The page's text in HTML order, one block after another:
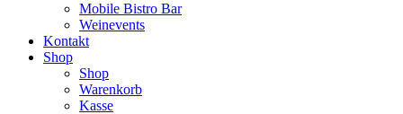
Mobile Bistro Bar
Weinevents
Kontakt
Shop
Shop
Warenkorb
Kasse